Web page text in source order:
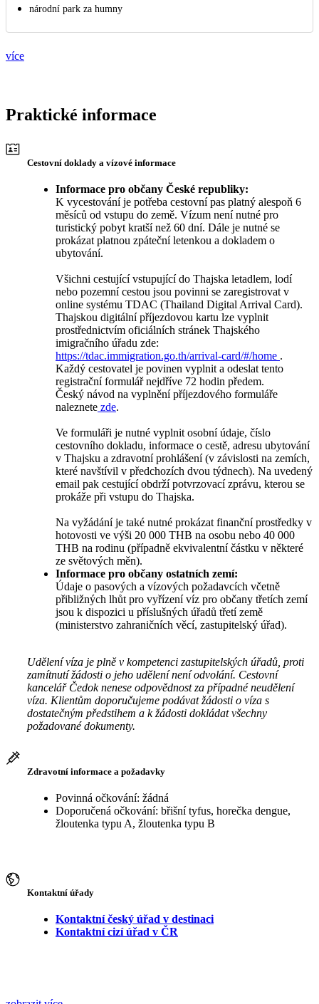
národní park za humny
více
Praktické informace
Cestovní doklady a vízové informace
Informace pro občany České republiky:
K vycestování je potřeba cestovní pas platný alespoň 6
měsíců od vstupu do země. Vízum není nutné pro
turistický pobyt kratší než 60 dní. Dále je nutné se
prokázat platnou zpáteční letenkou a dokladem o
ubytování.
Všichni cestující vstupující do Thajska letadlem, lodí
nebo pozemní cestou jsou povinni se zaregistrovat v
online systému TDAC (Thailand Digital Arrival Card).
Thajskou digitální příjezdovou kartu lze vyplnit
prostřednictvím oficiálních stránek Thajského
imigračního úřadu zde:
https://tdac.immigration.go.th/arrival-card/#/home .
Každý cestovatel je povinen vyplnit a odeslat tento
registrační formulář nejdříve 72 hodin předem.
Český návod na vyplnění příjezdového formuláře
naleznete zde.
Ve formuláři je nutné vyplnit osobní údaje, číslo
cestovního dokladu, informace o cestě, adresu ubytování
v Thajsku a zdravotní prohlášení (v závislosti na zemích,
které navštívil v předchozích dvou týdnech). Na uvedený
email pak cestující obdrží potvrzovací zprávu, kterou se
prokáže při vstupu do Thajska.
Na vyžádání je také nutné prokázat finanční prostředky v
hotovosti ve výši 20 000 THB na osobu nebo 40 000
THB na rodinu (případně ekvivalentní částku v některé
ze světových měn).
Informace pro občany ostatních zemí:
Údaje o pasových a vízových požadavcích včetně
přibližných lhůt pro vyřízení víz pro občany třetích zemí
jsou k dispozici u příslušných úřadů třetí země
(ministerstvo zahraničních věcí, zastupitelský úřad).
Udělení víza je plně v kompetenci zastupitelských úřadů, proti
zamítnutí žádosti o jeho udělení není odvolání. Cestovní
kancelář Čedok nenese odpovědnost za případné neudělení
víza. Klientům doporučujeme podávat žádosti o víza s
dostatečným předstihem a k žádosti dokládat všechny
požadované dokumenty.
Zdravotní informace a požadavky
Povinná očkování: žádná
Doporučená očkování: břišní tyfus, horečka dengue,
žloutenka typu A, žloutenka typu B
Kontaktní úřady
Kontaktní český úřad v destinaci
Kontaktní cizí úřad v ČR